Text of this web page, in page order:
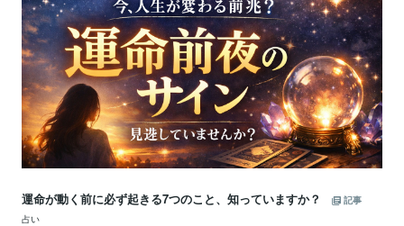
運命が動く前に必ず起きる7つのこと、知っていますか？
記事
占い